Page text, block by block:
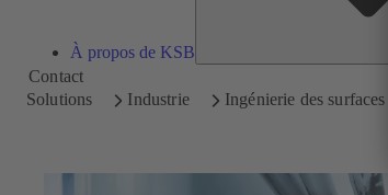
À propos de KSB
Contact
Solutions
Industrie Ingénierie des surfaces